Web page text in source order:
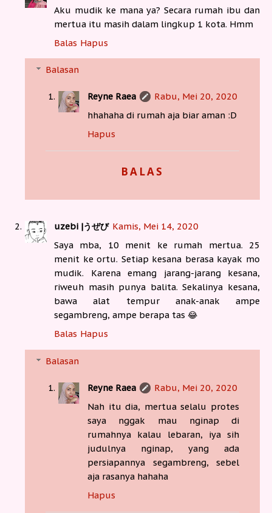
Aku mudik ke mana ya? Secara rumah ibu dan
mertua itu masih dalam lingkup 1 kota. Hmm
Balas Hapus
Balasan
Reyne Raea
Rabu, Mei 20, 2020
hhahaha di rumah aja biar aman :D
Hapus
BALAS
uzebi |うぜび Kamis, Mei 14, 2020
Saya mba, 10 menit ke rumah mertua. 25
menit ke ortu. Setiap kesana berasa kayak mo
mudik. Karena emang jarang-jarang kesana,
riweuh masih punya balita. Sekalinya kesana,
bawa alat tempur anak-anak ampe
segambreng, ampe berapa tas 😂
Balas Hapus
Balasan
Reyne Raea
Rabu, Mei 20, 2020
Nah itu dia, mertua selalu protes
saya nggak mau nginap di
rumahnya kalau lebaran, iya sih
judulnya nginap, yang ada
persiapannya segambreng, sebel
aja rasanya hahaha
Hapus